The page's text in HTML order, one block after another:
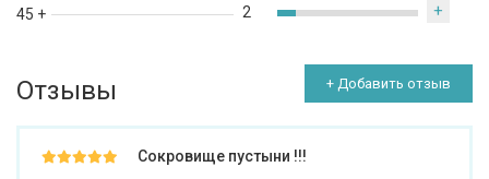
45 +
2 +
Отзывы + Добавить отзыв
Сокровище пустыни !!!